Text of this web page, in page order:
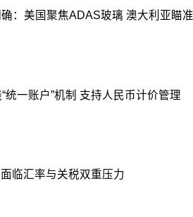
：美国聚焦ADAS玻璃 澳大利亚瞄
统一账户”机制 支持人民币计价管理
临汇率与关税双重压力